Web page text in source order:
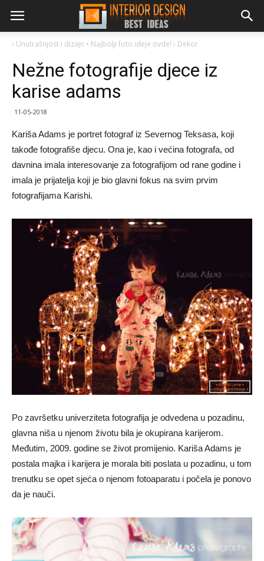
› Unutrašnjost i dizajn • Najbolji foto ideje ovde! › Dekor
Nežne fotografije djece iz
karise adams
11-05-2018
Kariša Adams je portret fotograf iz Severnog Teksasa, koji
takođe fotografiše djecu. Ona je, kao i većina fotografa, od
davnina imala interesovanje za fotografijom od rane godine i
imala je prijatelja koji je bio glavni fokus na svim prvim
fotografijama Karishi.
Po završetku univerziteta fotografija je odvedena u pozadinu,
glavna niša u njenom životu bila je okupirana karijerom.
Međutim, 2009. godine se život promijenio. Kariša Adams je
postala majka i karijera je morala biti poslata u pozadinu, u tom
trenutku se opet sjeća o njenom fotoaparatu i počela je ponovo
da je nauči.